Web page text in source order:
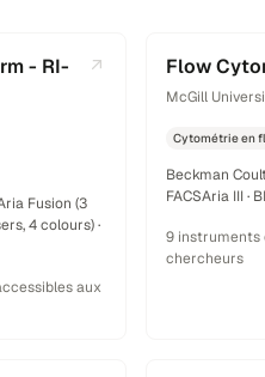
- RI-
Fusion (3
4 colours) ·
aux
Flow
McGill
Cytométrie en
Beckman
FACSAria III ·
9 instruments
chercheurs